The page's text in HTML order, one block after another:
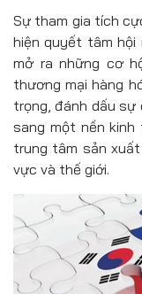
Khoa giáo
Multimedia
Sự tham gia tích
hiện quyết tâm
mở ra những cơ
thương mại hàng
trọng, đánh dấu
sang một nền
trung tâm sản
vực và thế giới.